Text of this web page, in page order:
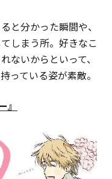
と分かった瞬間や、
しまう所。好きなこ
ないからといって、
っている姿が素敵。